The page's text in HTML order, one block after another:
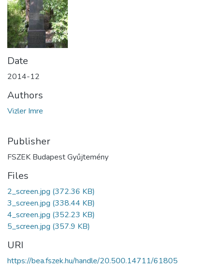
Date
2014-12
Authors
Vizler Imre
Publisher
FSZEK Budapest Gyűjtemény
Files
2_screen.jpg (372.36 KB)
3_screen.jpg (338.44 KB)
4_screen.jpg (352.23 KB)
5_screen.jpg (357.9 KB)
URI
https://bea.fszek.hu/handle/20.500.14711/61805